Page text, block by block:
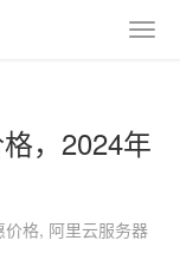
，2024年
价格, 阿里云服务器